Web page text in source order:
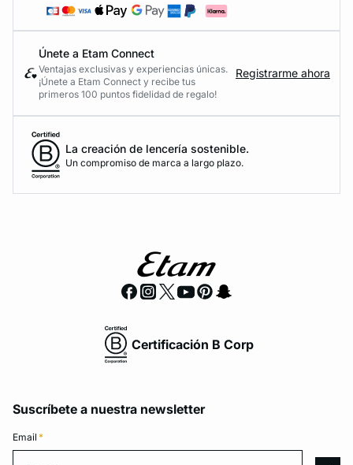
Únete a Etam Connect
Ventajas exclusivas y experiencias únicas.
¡Únete a Etam Connect y recibe tus
primeros 100 puntos fidelidad de regalo!
Registrarme ahora
La creación de lencería sostenible.
Un compromiso de marca a largo plazo.
Certificación B Corp
Suscríbete a nuestra newsletter
Email *